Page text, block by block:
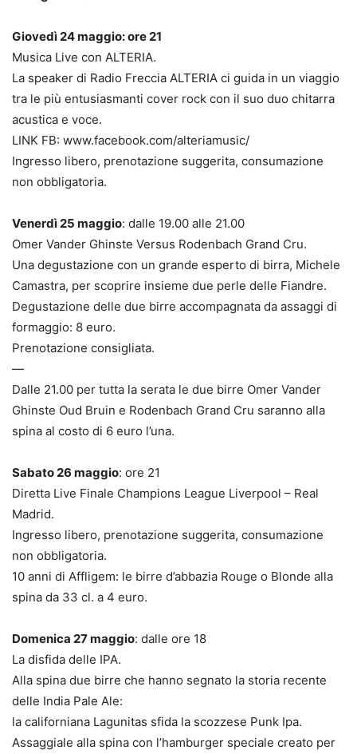
Giovedì 24 maggio: ore 21
Musica Live con ALTERIA.
La speaker di Radio Freccia ALTERIA ci guida in un viaggio
tra le più entusiasmanti cover rock con il suo duo chitarra
acustica e voce.
LINK FB: www.facebook.com/alteriamusic/
Ingresso libero, prenotazione suggerita, consumazione
non obbligatoria.
Venerdì 25 maggio: dalle 19.00 alle 21.00
Omer Vander Ghinste Versus Rodenbach Grand Cru.
Una degustazione con un grande esperto di birra, Michele
Camastra, per scoprire insieme due perle delle Fiandre.
Degustazione delle due birre accompagnata da assaggi di
formaggio: 8 euro.
Prenotazione consigliata.
—
Dalle 21.00 per tutta la serata le due birre Omer Vander
Ghinste Oud Bruin e Rodenbach Grand Cru saranno alla
spina al costo di 6 euro l’una.
Sabato 26 maggio: ore 21
Diretta Live Finale Champions League Liverpool – Real
Madrid.
Ingresso libero, prenotazione suggerita, consumazione
non obbligatoria.
10 anni di Affligem: le birre d’abbazia Rouge o Blonde alla
spina da 33 cl. a 4 euro.
Domenica 27 maggio: dalle ore 18
La disfida delle IPA.
Alla spina due birre che hanno segnato la storia recente
delle India Pale Ale:
la californiana Lagunitas sfida la scozzese Punk Ipa.
Assaggiale alla spina con l’hamburger speciale creato per